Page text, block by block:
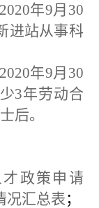
2020年9月 30
进站从事科
2020年9月 30
3年劳动合
后。
政策申请
况汇总表；